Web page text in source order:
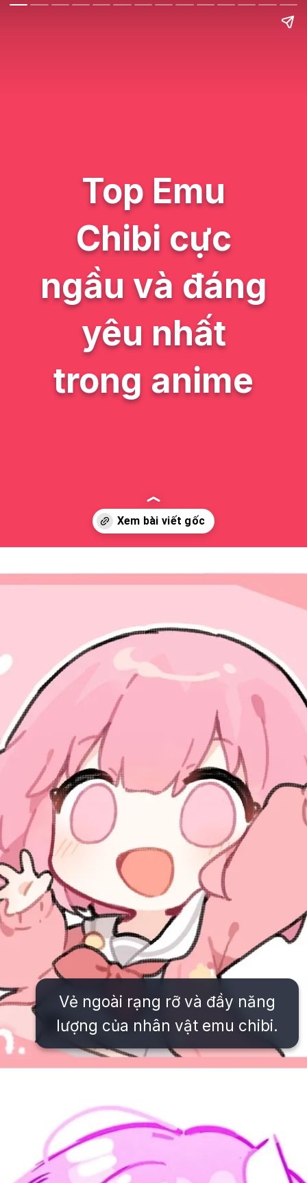
Top Emu
Chibi cực
ngầu và đáng
yêu nhất
trong anime
Vẻ ngoài rạng rỡ và đầy năng
lượng của nhân vật emu chibi.
Đang mởhttps://issiloo.edu.vn/emu-chibi